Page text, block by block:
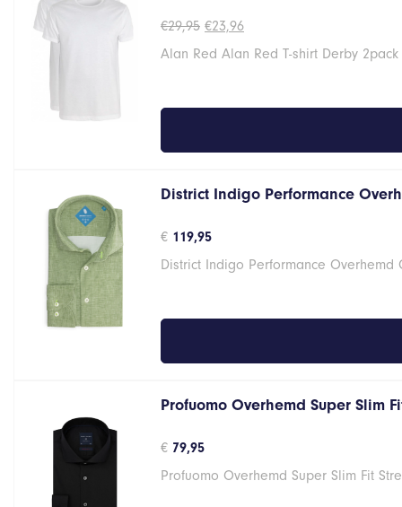
€29,95 Oorspronkelijke
was:
€23,96Huidige
is:
Alan Red Alan Red T-shirt Derby
District Indigo Performance
€ 119,95
District Indigo Performance Overhemd
Profuomo Overhemd Super Slim
€ 79,95
Profuomo Overhemd Super Slim Fit